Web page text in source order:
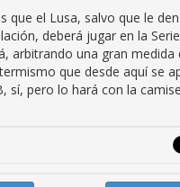
que el Lusa, salvo que le
deberá jugar en la
arbitrando una gran medida
que desde aquí se
sí, pero lo hará con la